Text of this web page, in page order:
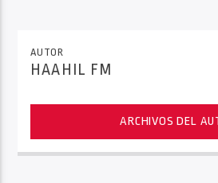
AUTOR
HAAHIL FM
ARCHIVOS DEL